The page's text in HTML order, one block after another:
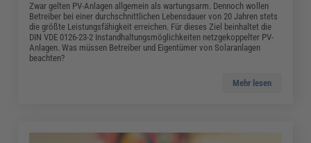
Zwar gelten PV-Anlagen allgemein als wartungsarm. Dennoch wollen
Betreiber bei einer durchschnittlichen Lebensdauer von 20 Jahren stets
die größte Leistungsfähigkeit erreichen. Für dieses Ziel beinhaltet die
DIN VDE 0126-23-2 Instandhaltungsmöglichkeiten netzgekoppelter PV-
Anlagen. Was müssen Betreiber und Eigentümer von Solaranlagen
beachten?
Mehr lesen